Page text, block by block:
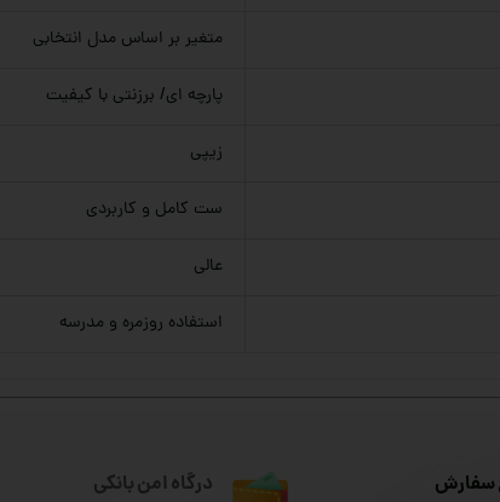
متغیر بر اساس مدل انتخابی
پارچه ای/ برزنتی با کیفیت
زیپی
ست کامل و کاربردی
عالی
استفاده روزمره و مدرسه
سفارش درگاه امن بانکی